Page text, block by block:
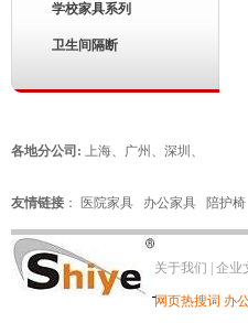
学校家具系列
卫生间隔断
各地分公司: 上海、 广州 、 深圳 、
友情链接 ： 医院家具 办公家具 陪护椅
关于我们 企业
网页热搜词 办